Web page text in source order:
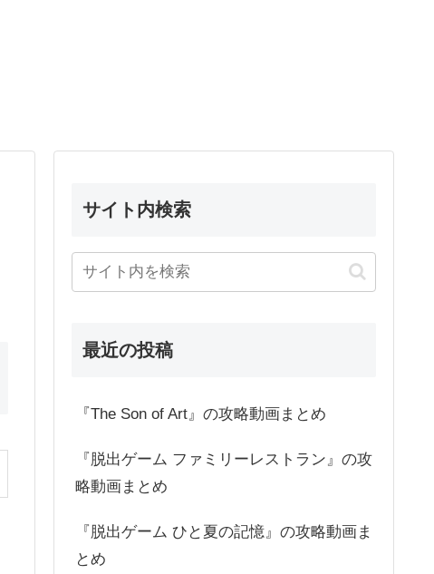
サイト内検索
最近の投稿
『The Son of Art』の攻略動画まとめ
『脱出ゲーム ファミリーレストラン』の攻
略動画まとめ
『脱出ゲーム ひと夏の記憶』の攻略動画ま
とめ